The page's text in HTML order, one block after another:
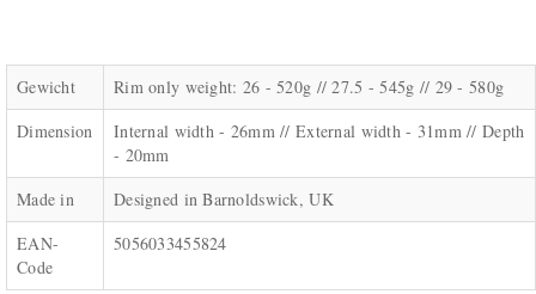
Gewicht
Rim only weight: 26 - 520g // 27.5 - 545g // 29 - 580g
Dimension
Internal width - 26mm // External width - 31mm // Depth
- 20mm
Made in
Designed in Barnoldswick, UK
EAN-
Code
5056033455824